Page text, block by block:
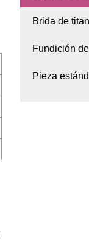
Brida de
Fundición
Pieza